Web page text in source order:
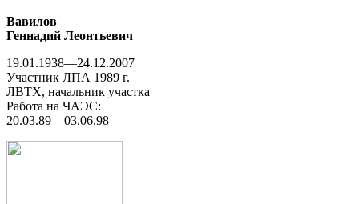
Вавилов
Геннадий Леонтьевич
19.01.1938—24.12.2007
Участник ЛПА 1989 г.
ЛВТХ, начальник участка
Работа на ЧАЭС:
20.03.89—03.06.98